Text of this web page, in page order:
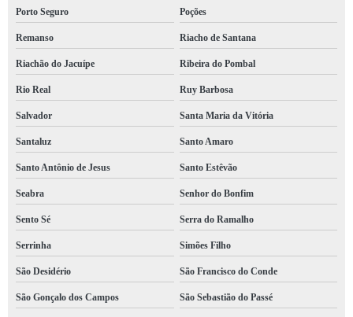
Porto Seguro Poções
Remanso Riacho de Santana
Riachão do Jacuípe Ribeira do Pombal
Rio Real Ruy Barbosa
Salvador Santa Maria da Vitória
Santaluz Santo Amaro
Santo Antônio de Jesus Santo Estêvão
Seabra Senhor do Bonfim
Sento Sé Serra do Ramalho
Serrinha Simões Filho
São Desidério São Francisco do Conde
São Gonçalo dos Campos São Sebastião do Passé